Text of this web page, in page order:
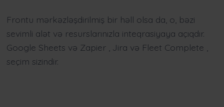
Frontu mərkəzləşdirilmiş bir həll olsa da, o, bəzi
sevimli alət və resurslarınızla inteqrasiyaya açıqdır.
Google Sheets və Zapier, Jira və Fleet Complete
seçim sizindir.